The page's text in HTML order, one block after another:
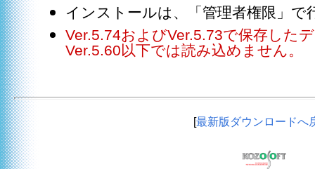
インストールは、「管理者権限」で
Ver.5.74およびVer.5.73で保存した
Ver.5.60以下では読み込めません。
[最新版ダウンロードへ